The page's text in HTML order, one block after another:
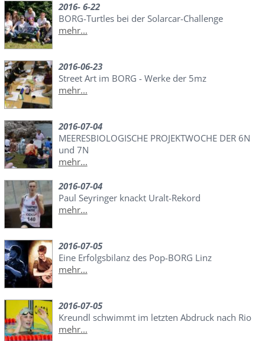
2016- 6-22
BORG-Turtles bei der Solarcar-Challenge
mehr...
2016-06-23
Street Art im BORG - Werke der 5mz
mehr...
2016-07-04
MEERESBIOLOGISCHE PROJEKTWOCHE DER 6N
und 7N
mehr...
2016-07-04
Paul Seyringer knackt Uralt-Rekord
mehr...
2016-07-05
Eine Erfolgsbilanz des Pop-BORG Linz
mehr...
2016-07-05
Kreundl schwimmt im letzten Abdruck nach Rio
mehr...